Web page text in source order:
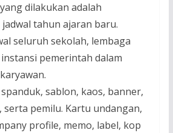
dilakukan adalah
tahun ajaran baru.
seluruh sekolah, lembaga
pemerintah dalam
sablon, kaos, banner,
serta pemilu. Kartu undangan,
profile, memo, label, kop